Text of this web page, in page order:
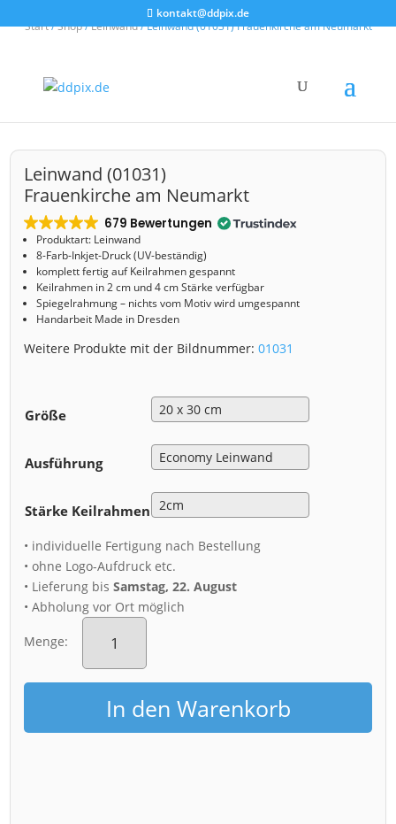
kontakt@ddpix.de
Start/Shop/Leinwand/ Leinwand (01031) Frauenkirche am Neumarkt
Leinwand (01031)
Frauenkirche am Neumarkt
679 Bewertungen
Produktart: Leinwand
8-Farb-Inkjet-Druck (UV-beständig)
komplett fertig auf Keilrahmen gespannt
Keilrahmen in 2 cm und 4 cm Stärke verfügbar
Spiegelrahmung – nichts vom Motiv wird umgespannt
Handarbeit Made in Dresden
Weitere Produkte mit der Bildnummer:01031
Größe
Ausführung
Stärke Keilrahmen
• individuelle Fertigung nach Bestellung
• ohne Logo-Aufdruck etc.
• Lieferung bisSamstag, 22. August
• Abholung vor Ort möglich
Menge:
Leinwand
(01031)
am
Neumarkt
MengeIn den Warenkorb